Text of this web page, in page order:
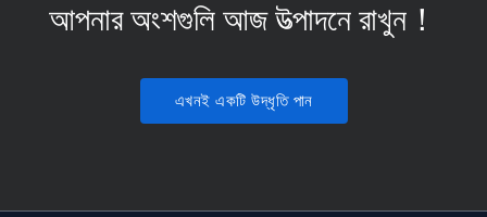
আপনার অংশগুলি আজ উত্পাদনে রাখুন！
এখনই একটি উদ্ধৃতি পান